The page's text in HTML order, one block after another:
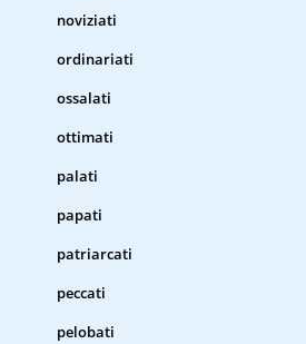
noviziati
ordinariati
ossalati
ottimati
palati
papati
patriarcati
peccati
pelobati